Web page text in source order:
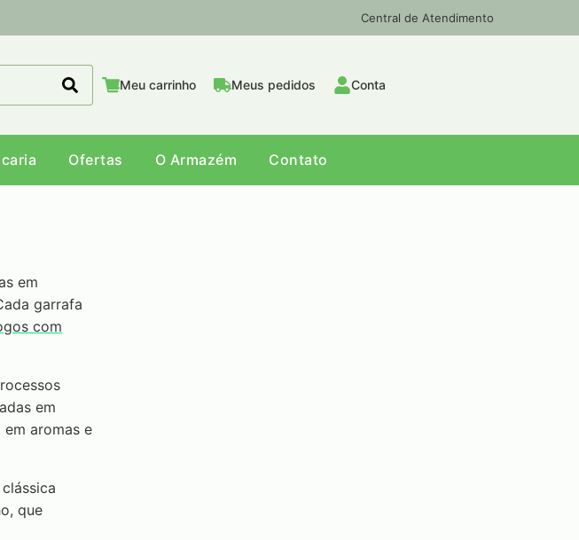
Central de Atendimento
Meu carrinho Meus pedidos Conta
Ofertas O Armazém Contato
em
garrafa
com
em
aromas e
que